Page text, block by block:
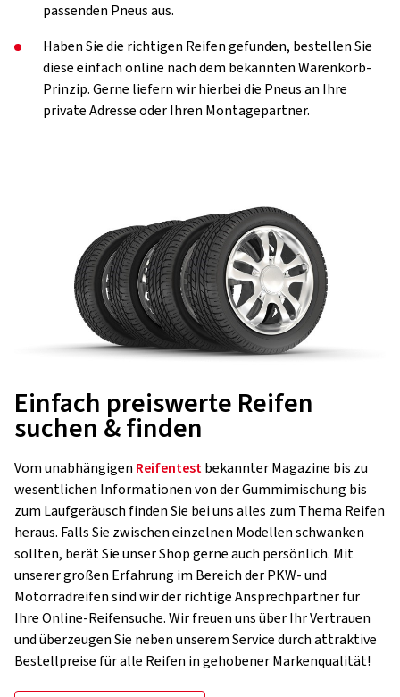
passenden Pneus aus.
Haben Sie die richtigen Reifen gefunden, bestellen Sie
diese einfach online nach dem bekannten Warenkorb-
Prinzip. Gerne liefern wir hierbei die Pneus an Ihre
private Adresse oder Ihren Montagepartner.
Einfach preiswerte Reifen
suchen & finden
Vom unabhängigen Reifentestbekannter Magazine bis zu
wesentlichen Informationen von der Gummimischung bis
zum Laufgeräusch finden Sie bei uns alles zum Thema Reifen
heraus. Falls Sie zwischen einzelnen Modellen schwanken
sollten, berät Sie unser Shop gerne auch persönlich. Mit
unserer großen Erfahrung im Bereich der PKW- und
Motorradreifen sind wir der richtige Ansprechpartner für
Ihre Online-Reifensuche. Wir freuen uns über Ihr Vertrauen
und überzeugen Sie neben unserem Service durch attraktive
Bestellpreise für alle Reifen in gehobener Markenqualität!